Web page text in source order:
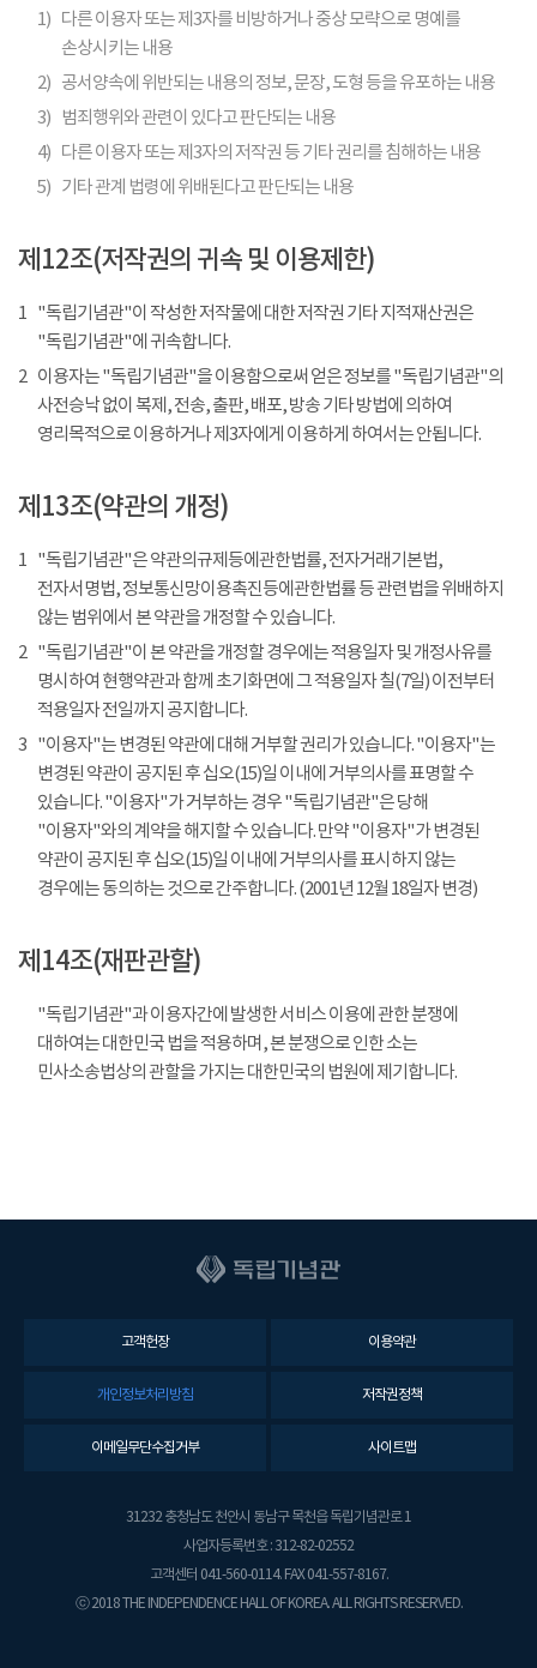
1) 다른 이용자 또는 제3자를 비방하거나 중상 모략으로 명예를
손상시키는 내용
2) 공서양속에 위반되는 내용의 정보, 문장, 도형 등을 유포하는 내용
3)
범죄행위와 관련이 있다고 판단되는 내용
4) 다른 이용자 또는 제3자의 저작권 등 기타 권리를 침해하는 내용
5) 기타 관계 법령에 위배된다고 판단되는 내용
제12조(저작권의 귀속 및 이용제한)
1 "독립기념관"이 작성한 저작물에 대한 저작권 기타 지적재산권은
"독립기념관"에 귀속합니다.
2 이용자는 "독립기념관"을 이용함으로써 얻은 정보를 "독립기념관"의
사전승낙 없이 복제, 전송, 출판, 배포, 방송 기타 방법에 의하여
영리목적으로 이용하거나 제3자에게 이용하게 하여서는 안됩니다.
제13조(약관의 개정)
1 "독립기념관"은 약관의규제등에관한법률, 전자거래기본법,
전자서명법, 정보통신망이용촉진등에관한법률 등 관련법을 위배하지
않는 범위에서 본 약관을 개정할 수 있습니다.
2 "독립기념관"이 본 약관을 개정할 경우에는 적용일자 및 개정사유를
명시하여 현행약관과 함께 초기화면에 그 적용일자 칠(7일) 이전부터
적용일자 전일까지 공지합니다.
3 "이용자"는 변경된 약관에 대해 거부할 권리가 있습니다. "이용자"는
변경된 약관이 공지된 후 십오(15)일 이내에 거부의사를 표명할 수
있습니다. "이용자"가 거부하는 경우 "독립기념관"은 당해
"이용자"와의 계약을 해지할 수 있습니다. 만약 "이용자"가 변경된
약관이 공지된 후 십오(15)일 이내에 거부의사를 표시하지 않는
경우에는 동의하는 것으로 간주합니다. (2001년 12월 18일자 변경)
제14조(재판관할)
"독립기념관"과 이용자간에 발생한 서비스 이용에 관한 분쟁에
대하여는 대한민국 법을 적용하며, 본 분쟁으로 인한 소는
민사소송법상의 관할을 가지는 대한민국의 법원에 제기합니다.
고객헌장 이용약관
개인정보처리방침 저작권정책
이메일무단수집거부 사이트맵
31232 충청남도 천안시 동남구 목천읍 독립기념관로 1
사업자등록번호 : 312-82-02552
고객센터 041-560-0114. FAX 041-557-8167.
ⓒ 2018 THE INDEPENDENCE HALL OF KOREA. ALL RIGHTS RESERVED.